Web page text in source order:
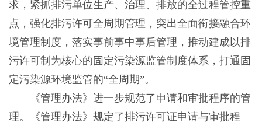
求，紧抓排污单位生产、治理、排放的全过程管控重
点，强化排污许可全周期管理，突出全面衔接融合环
境管理制度，落实事前事中事后管理，推动建成以排
污许可制为核心的固定污染源监管制度体系，打通固
定污染源环境监管的“全周期”。
《管理办法》进一步规范了申请和审批程序的管
理。《管理办法》规定了排污许可证申请与审批程